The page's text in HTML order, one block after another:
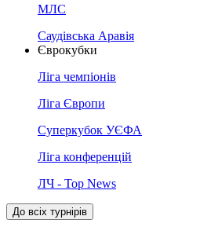
МЛС
Саудівська Аравія
Єврокубки
Ліга чемпіонів
Ліга Європи
Суперкубок УЄФА
Ліга конференцій
ЛЧ - Top News
До всіх турнірів